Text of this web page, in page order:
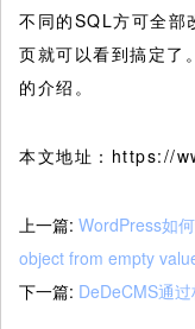
不同的SQL方可全部
页就可以看到搞定了
的介绍。
本文地址：https://
上一篇: WordPress如
object from empty
下一篇: DeDeCMS通